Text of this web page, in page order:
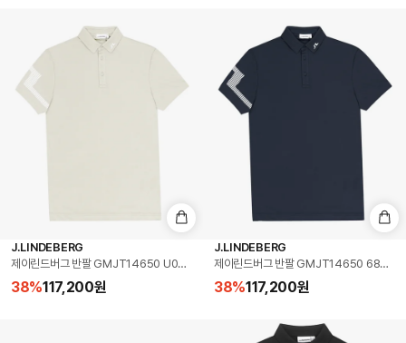
J.LINDEBERG
제이린드버그 반팔 GMJT14650 U029 히스 폴로 골프 남성반팔티
38%117,200원
J.LINDEBERG
제이린드버그 반팔 GMJT14650 6855 히
38%117,200원